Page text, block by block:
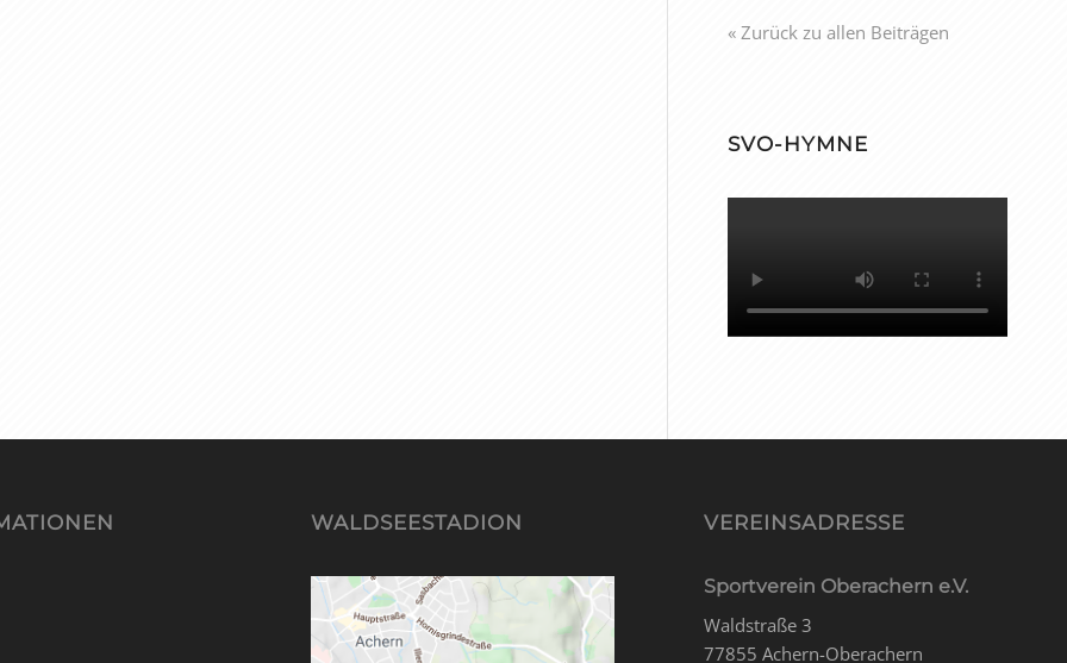
« Zurück zu allen Beiträgen
SVO-HYMNE
WALDSEESTADION VEREINSADRESSE
Sportverein Oberachern e.V.
Waldstraße 3
77855 Achern-Oberachern